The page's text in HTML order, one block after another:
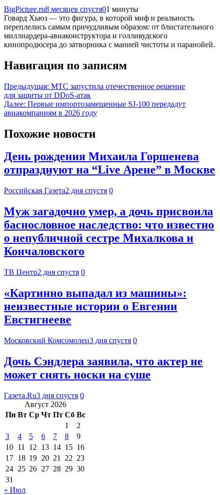
BigPicture.ru8 месяцев спустя01 минуты
Говард Хьюз — это фигура, в которой миф и реальность
переплелись самым причудливым образом: от блистательного
миллиардера-авиаконструктора и голливудского
кинопродюсера до затворника с манией чистоты и паранойей.
Навигация по записям
Предыдущая: МТС запустила отечественное решение
для защиты от DDoS-атак
Далее: Первые импортозамещенные SJ-100 передадут
авиакомпаниям в 2026 году
Похожие новости
День рождения Михаила Горшенева
отпразднуют на “Live Арене” в Москве
Российская Газета2 дня спустя 0
Муж загадочно умер, а дочь присвоила
баснословное наследство: что известно
о непубличной сестре Михалкова и
Кончаловского
ТВ Центр2 дня спустя 0
«Картинно выпадал из машины»:
неизвестные истории о Евгении
Евстигнееве
Московский Комсомолец3 дня спустя 0
Дочь Сэндлера заявила, что актер не
может снять носки на суше
Газета.Ru3 дня спустя 0
Август 2026
Пн Вт Ср Чт Пт Сб Вс
1
2
3
4 5 6 7 8
9
10 11 12 13 14 15 16
17 18 19 20 21 22 23
24 25 26 27 28 29 30
31
« Июл